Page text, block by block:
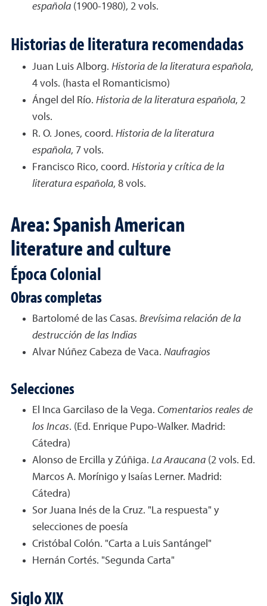
española (1900-1980), 2 vols.
Historias de literatura recomendadas
Juan Luis Alborg. Historia de la literatura española,
4 vols. (hasta el Romanticismo)
Ángel del Río. Historia de la literatura española, 2
vols.
R. O. Jones, coord. Historia de la literatura
española, 7 vols.
Francisco Rico, coord. Historia y crítica de la
literatura española, 8 vols.
Area: Spanish American
literature and culture
Época Colonial
Obras completas
Bartolomé de las Casas. Brevísima relación de la
destrucción de las Indias
Alvar Núñez Cabeza de Vaca. Naufragios
Selecciones
El Inca Garcilaso de la Vega. Comentarios reales de
los Incas. (Ed. Enrique Pupo-Walker. Madrid:
Cátedra)
Alonso de Ercilla y Zúñiga. La Araucana (2 vols. Ed.
Marcos A. Morínigo y Isaías Lerner. Madrid:
Cátedra)
Sor Juana Inés de la Cruz. "La respuesta" y
selecciones de poesía
Cristóbal Colón. "Carta a Luis Santángel"
Hernán Cortés. "Segunda Carta"
Siglo XIX